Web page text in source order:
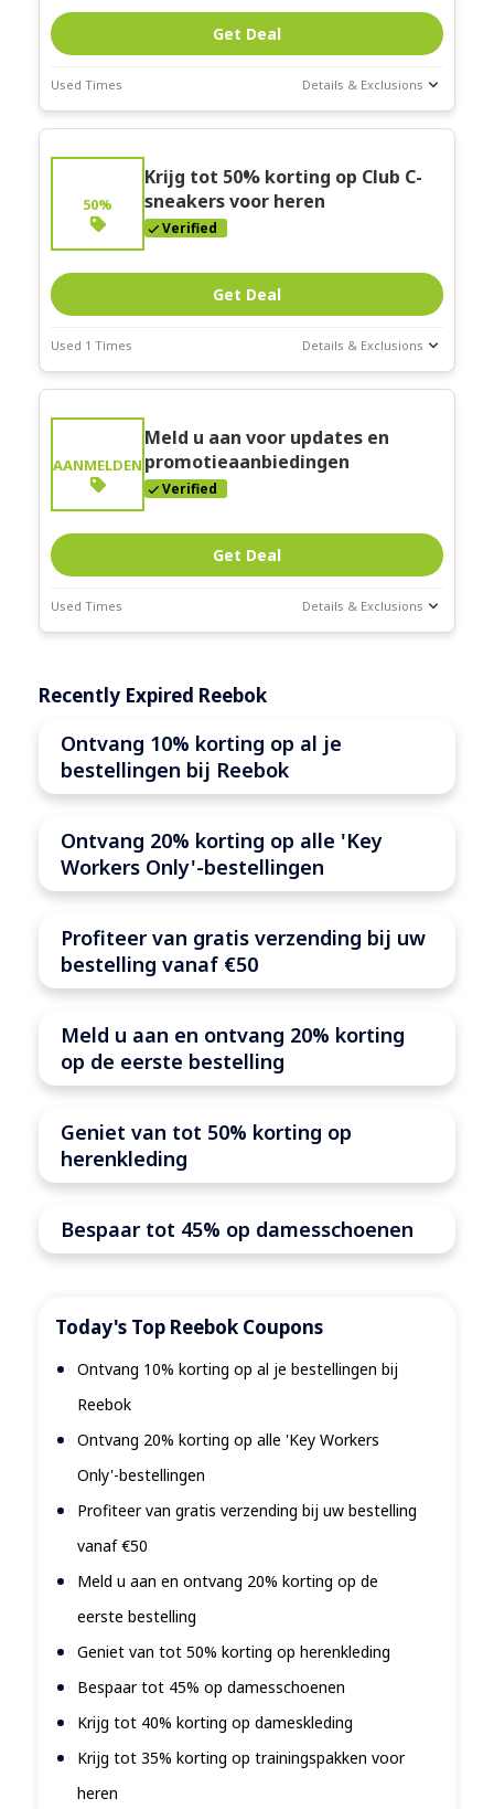
Today's Top Reebok Coupons
Ontvang 10% korting op al je bestellingen bij
Reebok
Ontvang 20% ​​korting op alle 'Key Workers
Only'-bestellingen
Profiteer van gratis verzending bij uw bestelling
vanaf €50
Meld u aan en ontvang 20% ​​korting op de
eerste bestelling
Geniet van tot 50% korting op herenkleding
Bespaar tot 45% op damesschoenen
Krijg tot 40% korting op dameskleding
Krijg tot 35% korting op trainingspakken voor
heren
Get Deal
Used Times Details & Exclusions
Deal Stats
Expires:
50%
Krijg tot 50% korting op Club C-
sneakers voor heren
Verified
Get Deal
Used 1 Times Details & Exclusions
Deal Stats
Expires:
AANMELDEN
Meld u aan voor updates en
promotieaanbiedingen
Verified
Get Deal
Used Times Details & Exclusions
Mar-31-2026
Recently Expired Reebok
Ontvang 10% korting op al je
bestellingen bij Reebok
Ontvang 20% ​​korting op alle 'Key
Workers Only'-bestellingen
Profiteer van gratis verzending bij uw
bestelling vanaf €50
Meld u aan en ontvang 20% ​​korting
op de eerste bestelling
Geniet van tot 50% korting op
herenkleding
Bespaar tot 45% op damesschoenen